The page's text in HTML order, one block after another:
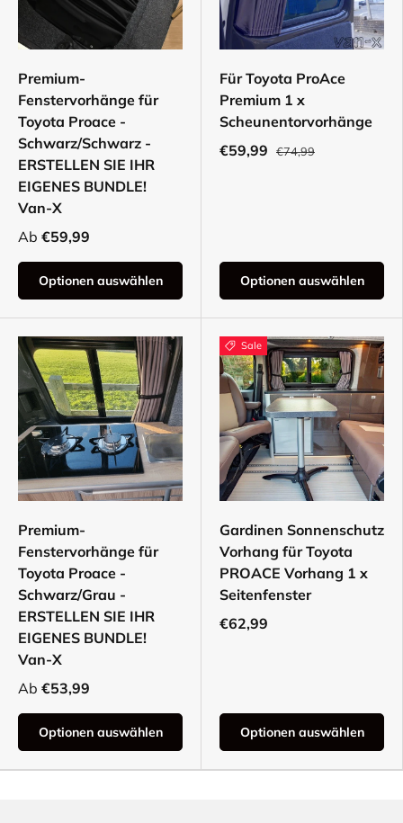
Premium-
Fenstervorhänge für
Toyota Proace -
Schwarz/Schwarz -
ERSTELLEN SIE IHR
EIGENES BUNDLE!
Van-X
Ab €59,99
Optionen auswählen
Für Toyota ProAce
Premium 1 x
Scheunentorvorhänge
€59,99
€74,99
Optionen auswählen
Premium-
Fenstervorhänge für
Toyota Proace -
Schwarz/Grau -
ERSTELLEN SIE IHR
EIGENES BUNDLE!
Van-X
Ab €53,99
Optionen auswählen
Sale
Gardinen Sonnenschutz
Vorhang für Toyota
PROACE Vorhang 1 x
Seitenfenster
€62,99
Optionen auswählen